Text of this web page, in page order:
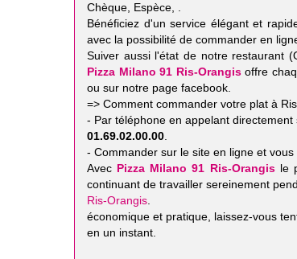
Chèque, Espèce, .
Bénéficiez d'un service élégant et
avec la possibilité de commander en
Suiver aussi l'état de notre restaurant
Pizza Milano 91 Ris-Orangisoffre
ou sur notre page facebook.
=> Comment commander votre plat à
- Par téléphone en appelant
01.69.02.00.00
- Commander sur le site en ligne et
Avec Pizza Milano 91 Ris-Orangisle
continuant de travailler sereinement
Ris-Orangis
économique et pratique, laissez-vous
en un instant.